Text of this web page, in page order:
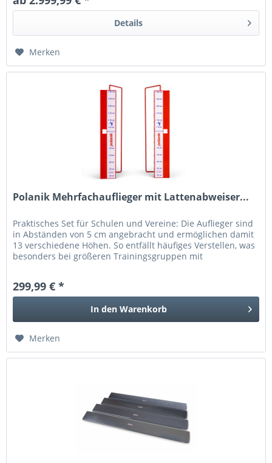
Details
Merken
Polanik Mehrfachauflieger mit Lattenabweiser...
Praktisches Set für Schulen und Vereine: Die Auflieger sind
in Abständen von 5 cm angebracht und ermöglichen damit
13 verschiedene Höhen. So entfällt häufiges Verstellen, was
besonders bei größeren Trainingsgruppen mit
299,99 € *
In den Warenkorb
Merken